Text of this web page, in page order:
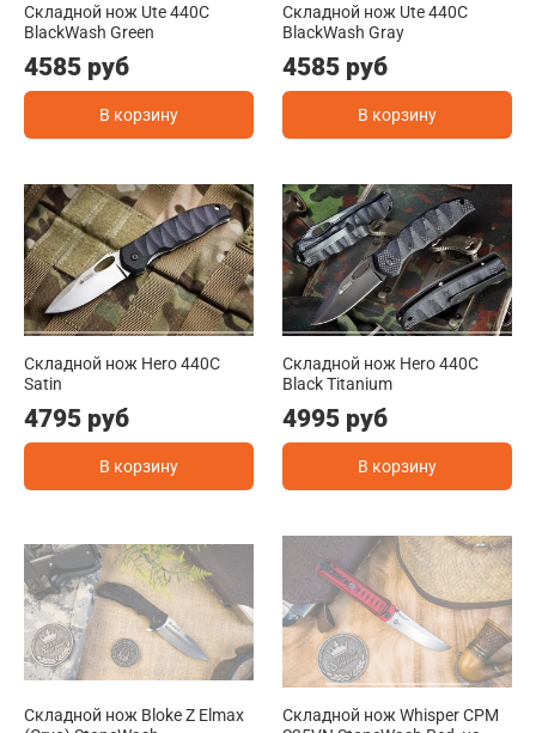
Складной нож Ute 440C
BlackWash Green
4585 руб
В корзину
Складной нож Ute 440C
BlackWash Gray
4585 руб
В корзину
Складной нож Hero 440C
Satin
4795 руб
В корзину
Складной нож Hero 440C
Black Titanium
4995 руб
В корзину
Складной нож Bloke Z Elmax
Складной нож Whisper CPM